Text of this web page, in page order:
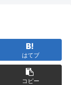
はてブ
コピー